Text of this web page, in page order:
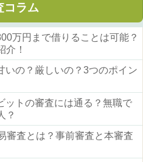
コラム
万円まで借りることは可能？
介！
いの？厳しいの？3つのポイン
ットの審査には通る？無職で
？
審査とは？事前審査と本審査